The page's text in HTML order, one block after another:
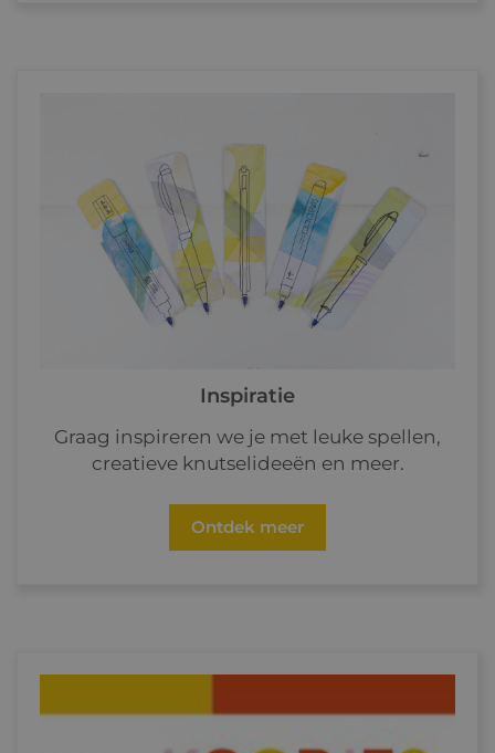
Inspiratie
Graag inspireren we je met leuke spellen,
creatieve knutselideeën en meer.
Ontdek meer